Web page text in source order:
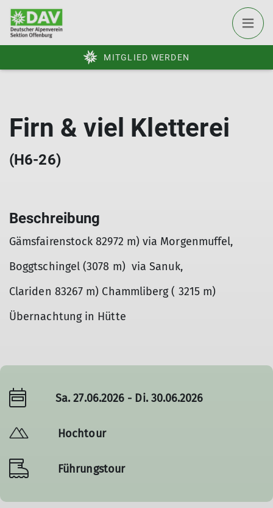
MITGLIED WERDEN
Firn & viel Kletterei
(H6-26)
Beschreibung
Gämsfairenstock 82972 m) via Morgenmuffel,
Boggtschingel (3078 m) via Sanuk,
Clariden 83267 m) Chammliberg ( 3215 m)
Übernachtung in Hütte
Sa. 27.06.2026 - Di. 30.06.2026
Hochtour
Führungstour